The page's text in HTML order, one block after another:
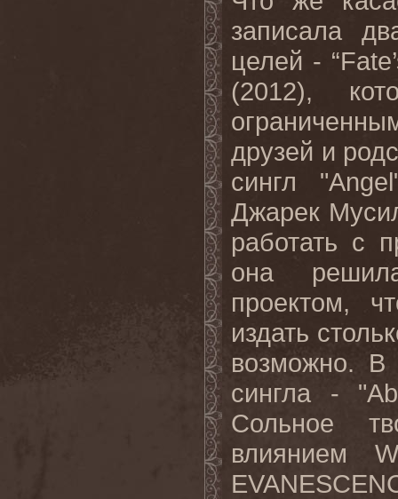
записала
целей -
(2012),
друзей и
сингл
Джарек
работать с
она
проектом,
издать
возможно.
сингла -
Сольное
влиянием